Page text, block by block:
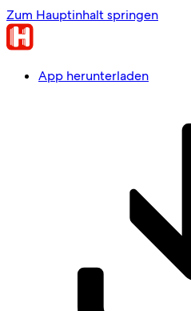
Zum Hauptinhalt springen
App herunterladen